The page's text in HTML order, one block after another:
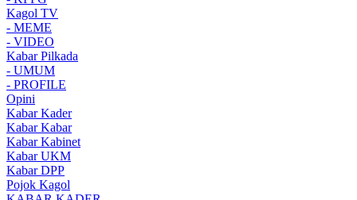
Kagol TV
- MEME
- VIDEO
Kabar Pilkada
- UMUM
- PROFILE
Opini
Kabar Kader
Kabar Kabar
Kabar Kabinet
Kabar UKM
Kabar DPP
Pojok Kagol